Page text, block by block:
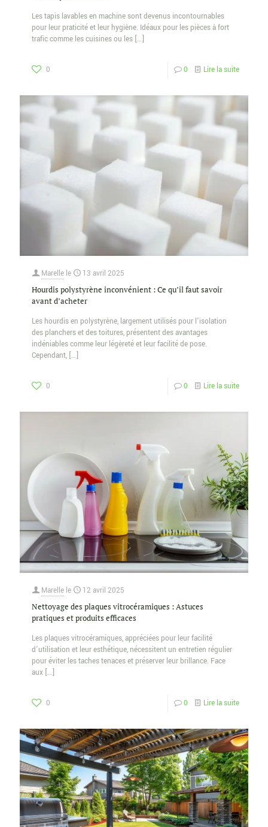
Les tapis lavables en machine sont devenus incontournables
pour leur praticité et leur hygiène. Idéaux pour les pièces à fort
trafic comme les cuisines ou les […]
0 0 Lire la suite
Marelle le 13 avril 2025
Hourdis polystyrène inconvénient : Ce qu’il faut savoir
avant d’acheter
Les hourdis en polystyrène, largement utilisés pour l’isolation
des planchers et des toitures, présentent des avantages
indéniables comme leur légèreté et leur facilité de pose.
Cependant, […]
0 0 Lire la suite
Marelle le 12 avril 2025
Nettoyage des plaques vitrocéramiques : Astuces
pratiques et produits efficaces
Les plaques vitrocéramiques, appréciées pour leur facilité
d’utilisation et leur esthétique, nécessitent un entretien régulier
pour éviter les taches tenaces et préserver leur brillance. Face
aux […]
0 0 Lire la suite